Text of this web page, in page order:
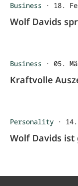
Business · 18.
Wolf Davids
Business · 05.
Kraftvolle
Personality ·
Wolf Davids ist